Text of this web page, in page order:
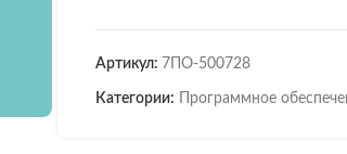
Артикул: 7ПО-500728
Категории: Программное